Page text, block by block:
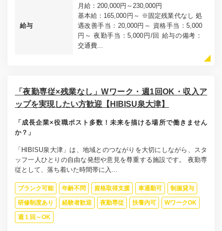
給与
月給：200,000円～230,000円
基本給：165,000円～ ※固定残業代なし 処
遇改善手当：20,000円～ 資格手当：5,000
円～ 夜勤手当：5,000円/回 給与の備考：
交通費...
「夜勤専従×残業なし」Wワーク・週1回OK・収入ア
ップを実現したい方歓迎【HIBISU泉大津】
「成長企業×役職ポスト多数！未来を描ける場所で働きません
か？」
「HIBISU泉大津」は、地域とのつながりを大切にしながら、スタ
ッフ一人ひとりの自由な発想や意見を尊重する施設です。 夜勤専
従として、落ち着いた時間帯に入...
ブランク可能 年齢不問 資格取得支援 車通勤可 制服貸与
研修制度あり 経験者歓迎 夜勤専従 扶養内可 WワークOK
週１回～OK